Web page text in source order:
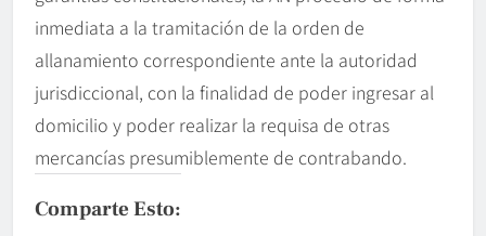
inmediata a la tramitación de la orden de
allanamiento correspondiente ante la autoridad
jurisdiccional, con la finalidad de poder ingresar al
domicilio y poder realizar la requisa de otras
mercancías presumiblemente de contrabando.
Comparte Esto: